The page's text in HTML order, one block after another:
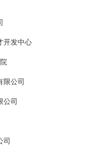
开发中心
限公司
公司
司